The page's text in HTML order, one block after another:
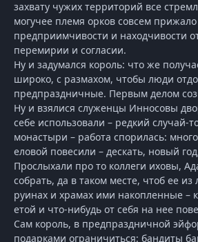
захвату чужих территорий все
могучее племя орков совсем
предприимчивости и находчивости
перемирии и согласии.
Ну и задумался король: что же
широко, с размахом, чтобы люди
предпраздничные. Первым делом
Ну и взялися служенцы Инносовы
себе использовали – редкий
монастыри – работа спорилась:
еловой повесили – дескать, новый
Прослыхали про то коллеги иховы,
собрать, да в таком месте, чтоб ее
руинах и храмах ими накопленные –
етой и что-нибудь от себя на нее
Сам король, в предпраздничной
подарками ограничиться: бандиты